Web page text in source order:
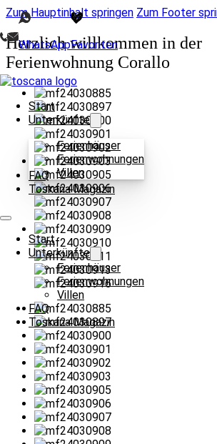
Zum Hauptinhalt springen Zum Footer
WhatsAppFavoriten
Start
Unterkünfte
Ferienhäuser
Ferienwohnungen
Villen
FAQ
Toskana Magazin
Start
Unterkünfte
Ferienhäuser
Ferienwohnungen
Villen
FAQ
Toskana Magazin
Herzlich willkommen in der
Ferienwohnung Corallo